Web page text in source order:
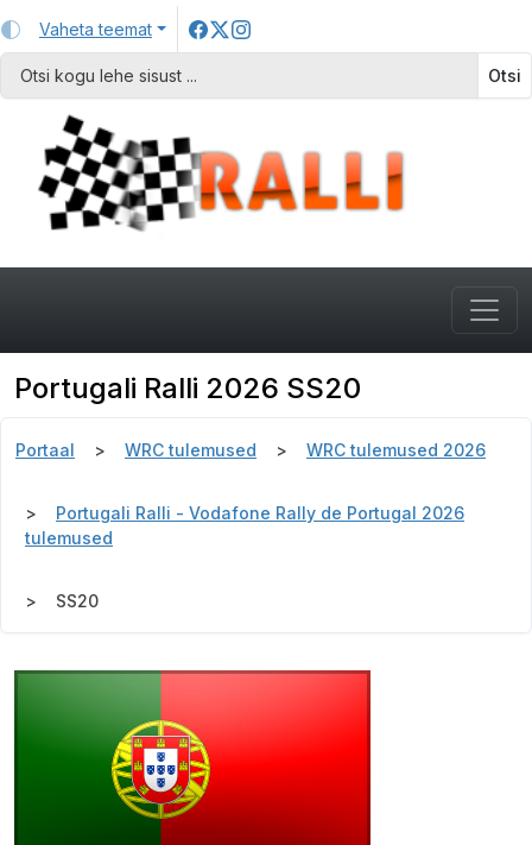
Vaheta teemat
Otsi
Portugali Ralli 2026 SS20
Portaal WRC tulemused WRC tulemused 2026
Portugali Ralli - Vodafone Rally de Portugal 2026
tulemused
SS20